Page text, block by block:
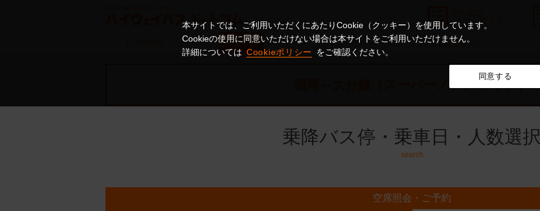
本サイトでは、ご利用いただくにあたりCookie（クッキー）を使用しています。
Cookieの使用に同意いただけない場合は本サイトをご利用いただけません。
詳細については Cookieポリシー をご確認ください。
同意する
2.便一覧 3. 座席条件 4.お客様情報入力
福岡～大分線（スーパーノンストップ）
乗降バス停・乗車日・人数選択
search
空席照会・ご予約